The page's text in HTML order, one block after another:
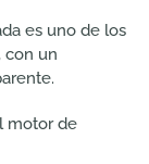
es uno de los
con un
motor de